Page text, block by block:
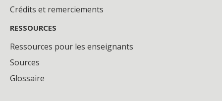
Crédits et remerciements
RESSOURCES
Ressources pour les enseignants
Sources
Glossaire